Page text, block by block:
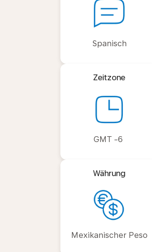
Spanisch
Zeitzone
GMT -6
Währung
Mexikanischer Peso